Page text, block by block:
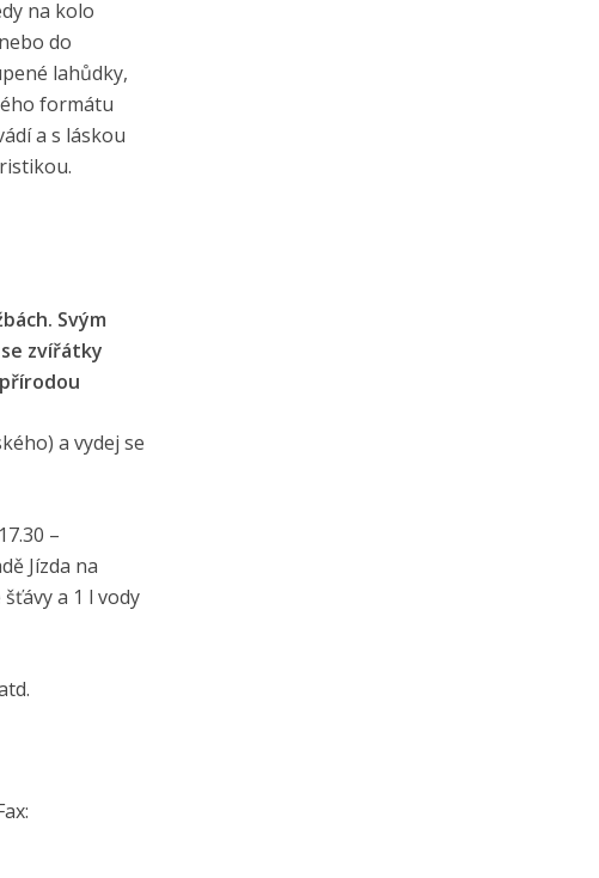
na kolo
do
lahůdky,
formátu
a s láskou
Svým
zvířátky
a vydej se
–
Jízda na
a 1 l vody